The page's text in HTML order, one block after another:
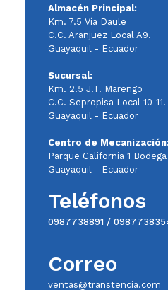
Almacén Principal:
Km. 7.5 Vía Daule
C.C. Aranjuez Local A9.
Guayaquil - Ecuador
Sucursal:
Km. 2.5 J.T. Marengo
C.C. Sepropisa Local 10-11.
Guayaquil - Ecuador
Centro de
Parque California 1
Guayaquil - Ecuador
Teléfonos
0987738891 /
Correo
ventas@transtencia.com